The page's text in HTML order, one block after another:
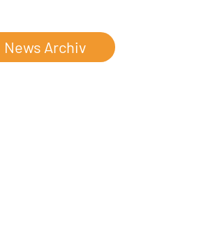
News Archiv